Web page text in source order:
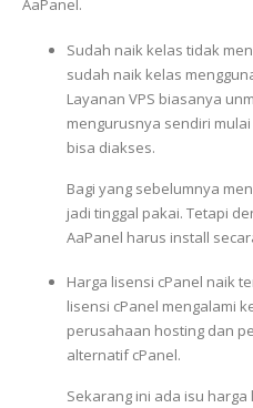
AaPanel.
Sudah naik kelas tidak
sudah naik kelas
Layanan VPS biasanya
mengurusnya sendiri
bisa diakses.
Bagi yang sebelumnya
jadi tinggal pakai. Tetapi
AaPanel harus install
Harga lisensi cPanel naik
lisensi cPanel mengalami
perusahaan hosting dan
alternatif cPanel.
Sekarang ini ada isu